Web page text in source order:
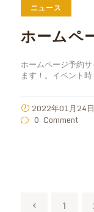
ニュース
ホームペ
ホームページ予約
ます！。イベント
2022年01月24日
0 Comment
投
PAGE
1